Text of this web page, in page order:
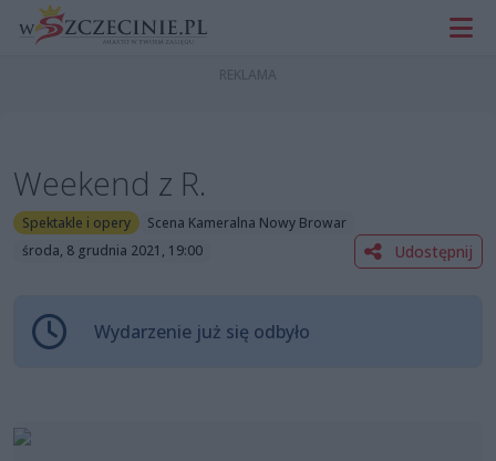
Weekend z R.
Spektakle i opery
Scena Kameralna Nowy Browar
środa, 8 grudnia 2021, 19:00
Udostępnij
Wydarzenie już się odbyło